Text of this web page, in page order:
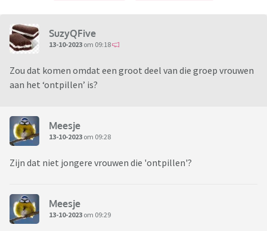
SuzyQFive
13-10-2023 om 09:18
Zou dat komen omdat een groot deel van die groep vrouwen
aan het ‘ontpillen’ is?
Meesje
13-10-2023 om 09:28
Zijn dat niet jongere vrouwen die 'ontpillen'?
Meesje
13-10-2023 om 09:29